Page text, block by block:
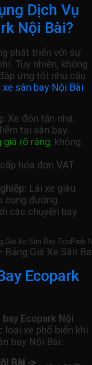
Dịch Vụ
Nội Bài?
phát triển với sự
Tuy nhiên, không
ứng tốt nhu cầu
xe sân bay Nội Bài
Xe đón tận nhà,
tại sân bay.
giá rõ ràng, không
hóa đơn VAT
Lái xe giàu
cung đường.
các chuyến bay
Bảng Giá Xe Sân
Ecopark
Ecopark Nội
loại xe phổ biến khi
bay Nội Bài: